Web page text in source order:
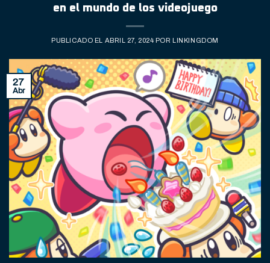
en el mundo de los videojuego
PUBLICADO EL ABRIL 27, 2024 POR LINKINGDOM
27
Abr